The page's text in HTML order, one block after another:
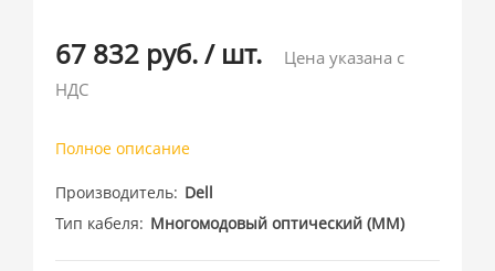
67 832 руб./ шт.
Цена указана с
НДС
Полное описание
Производитель Dell
Тип кабеля
Многомодовый оптический (MM)